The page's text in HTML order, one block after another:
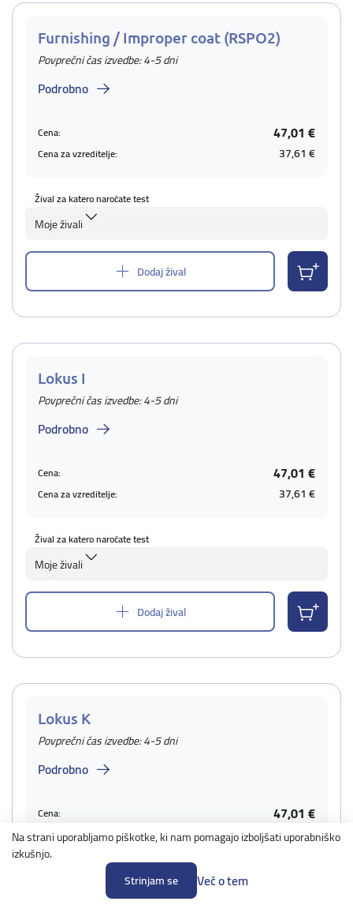
Na strani uporabljamo piškotke, ki nam pomagajo izboljšati uporabniško
izkušnjo.
Strinjam se
Več o tem
Furnishing / Improper coat (RSPO2)
Povprečni čas izvedbe: 4-5 dni
Podrobno
Cena: 47,01 €
Cena za vzreditelje: 37,61 €
Žival za katero naročate test
Moje živali
Dodaj žival
Lokus I
Povprečni čas izvedbe: 4-5 dni
Podrobno
Cena: 47,01 €
Cena za vzreditelje: 37,61 €
Žival za katero naročate test
Moje živali
Dodaj žival
Lokus K
Povprečni čas izvedbe: 4-5 dni
Podrobno
Cena: 47,01 €
Cena za vzreditelje: 37,61 €
Žival za katero naročate test